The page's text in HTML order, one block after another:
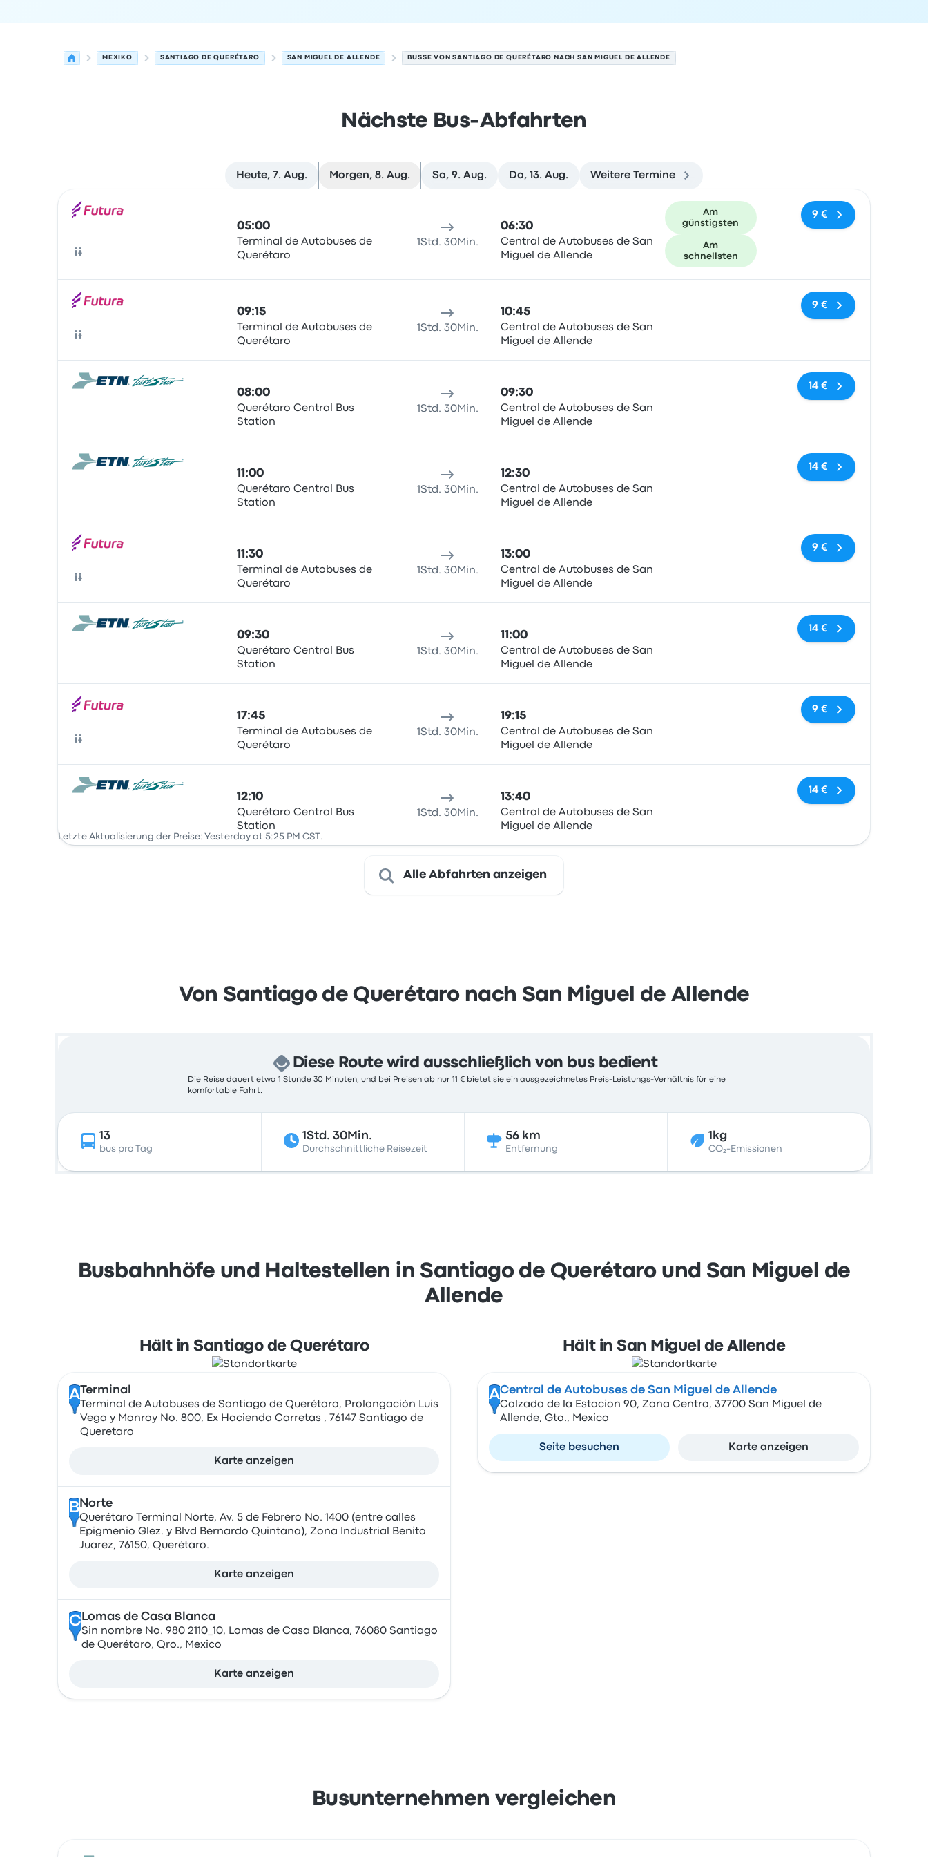
MEXIKO SANTIAGO DE QUERÉTARO SAN MIGUEL DE ALLENDE BUSSE VON SANTIAGO DE QUERÉTARO NACH SAN MIGUEL DE ALLENDE
Nächste Bus-Abfahrten
Heute, 7. Aug. Morgen, 8. Aug. So, 9. Aug. Do, 13. Aug. Weitere Termine
Bus
05:00
Terminal de Autobuses de
Querétaro
1Std. 30Min.
06:30
Central de Autobuses de San
Miguel de Allende
Am
günstigsten
Am
schnellsten
9 €
Bus
09:15
Terminal de Autobuses de
Querétaro
1Std. 30Min.
10:45
Central de Autobuses de San
Miguel de Allende
Keine Tags
9 €
08:00
Querétaro Central Bus
Station
1Std. 30Min.
09:30
Central de Autobuses de San
Miguel de Allende
Keine Tags
14 €
11:00
Querétaro Central Bus
Station
1Std. 30Min.
12:30
Central de Autobuses de San
Miguel de Allende
Keine Tags
14 €
Bus
11:30
Terminal de Autobuses de
Querétaro
1Std. 30Min.
13:00
Central de Autobuses de San
Miguel de Allende
Keine Tags
9 €
09:30
Querétaro Central Bus
Station
1Std. 30Min.
11:00
Central de Autobuses de San
Miguel de Allende
Keine Tags
14 €
Bus
17:45
Terminal de Autobuses de
Querétaro
1Std. 30Min.
19:15
Central de Autobuses de San
Miguel de Allende
Keine Tags
9 €
12:10
Querétaro Central Bus
Station
1Std. 30Min.
13:40
Central de Autobuses de San
Miguel de Allende
Keine Tags
14 €
Letzte Aktualisierung der Preise: Yesterday at 5:25 PM CST.
Alle Abfahrten anzeigen
Von Santiago de Querétaro nach San Miguel de Allende
Diese Route wird ausschließlich von bus bedient
Die Reise dauert etwa 1 Stunde 30 Minuten, und bei Preisen ab nur 11 € bietet sie ein ausgezeichnetes Preis-Leistungs-Verhältnis für eine
komfortable Fahrt.
13
bus pro Tag
1Std. 30Min.
Durchschnittliche Reisezeit
56 km
Entfernung
1kg
CO₂-Emissionen
Busbahnhöfe und Haltestellen in Santiago de Querétaro und San Miguel de
Allende
Hält in Santiago de Querétaro
A Terminal
Terminal de Autobuses de Santiago de Querétaro, Prolongación Luis
Vega y Monroy No. 800, Ex Hacienda Carretas , 76147 Santiago de
Queretaro
Karte anzeigen
B Norte
Querétaro Terminal Norte, Av. 5 de Febrero No. 1400 (entre calles
Epigmenio Glez. y Blvd Bernardo Quintana), Zona Industrial Benito
Juarez, 76150, Querétaro.
Karte anzeigen
CLomas de Casa Blanca
Sin nombre No. 980 2110_10, Lomas de Casa Blanca, 76080 Santiago
de Querétaro, Qro., Mexico
Karte anzeigen
Hält in San Miguel de Allende
ACentral de Autobuses de San Miguel de Allende
Calzada de la Estacion 90, Zona Centro, 37700 San Miguel de
Allende, Gto., Mexico
Seite besuchen Karte anzeigen
Busunternehmen vergleichen